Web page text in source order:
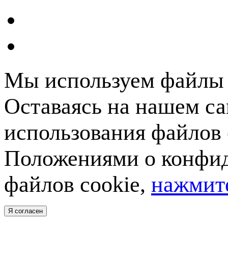
Мы используем файлы
Оставаясь на нашем
использования
Положениями о
файлов cookie,
Я согласен